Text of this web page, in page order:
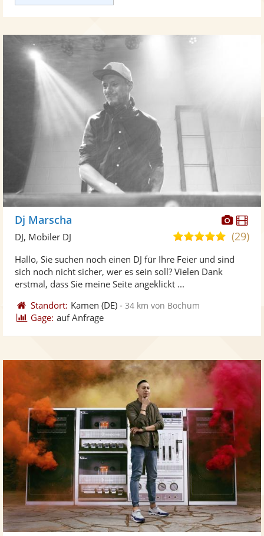
Fotos
Dj Marscha
5,0
5
(29)
DJ, Mobiler DJ
Hallo, Sie suchen noch einen DJ für Ihre Feier und sind
sich noch nicht sicher, wer es sein soll? Vielen Dank
erstmal, dass Sie meine Seite angeklickt ...
Standort: Kamen (DE) -34 km von Bochum
Gage: auf Anfrage